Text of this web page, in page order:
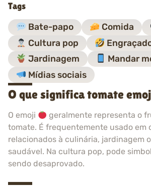
Tags
Bate-papo Comida
Cultura pop
Jardinagem
Mandar
Mídias sociais
O que significa tomate
O emoji
geralmente representa o
tomate. É frequentemente usado em
relacionados à culinária, jardinagem
saudável. Na cultura pop, pode
sendo desaprovado.